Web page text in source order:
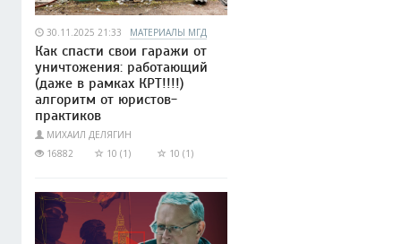
30.11.2025 21:33 МАТЕРИАЛЫ МГД
Как спасти свои гаражи от
уничтожения: работающий
(даже в рамках КРТ!!!!)
алгоритм от юристов-
практиков
МИХАИЛ ДЕЛЯГИН
16882
10 (1) 10 (1)